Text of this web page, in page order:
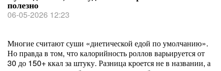
полезно
06-05-2026 12:23
Многие считают суши «диетической едой по умолчанию».
Но правда в том, что калорийность роллов варьируется от
30 до 150+ ккал за штуку. Разница кроется не в названии, а